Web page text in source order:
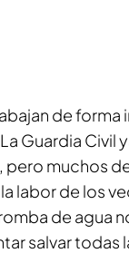
de forma
Guardia Civil
, pero muchos
labor de los
de agua
salvar todas